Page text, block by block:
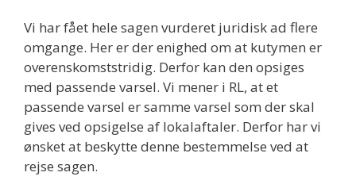
Vi har fået hele sagen vurderet juridisk ad flere
omgange. Her er der enighed om at kutymen er
overenskomststridig. Derfor kan den opsiges
med passende varsel. Vi mener i RL, at et
passende varsel er samme varsel som der skal
gives ved opsigelse af lokalaftaler. Derfor har vi
ønsket at beskytte denne bestemmelse ved at
rejse sagen.